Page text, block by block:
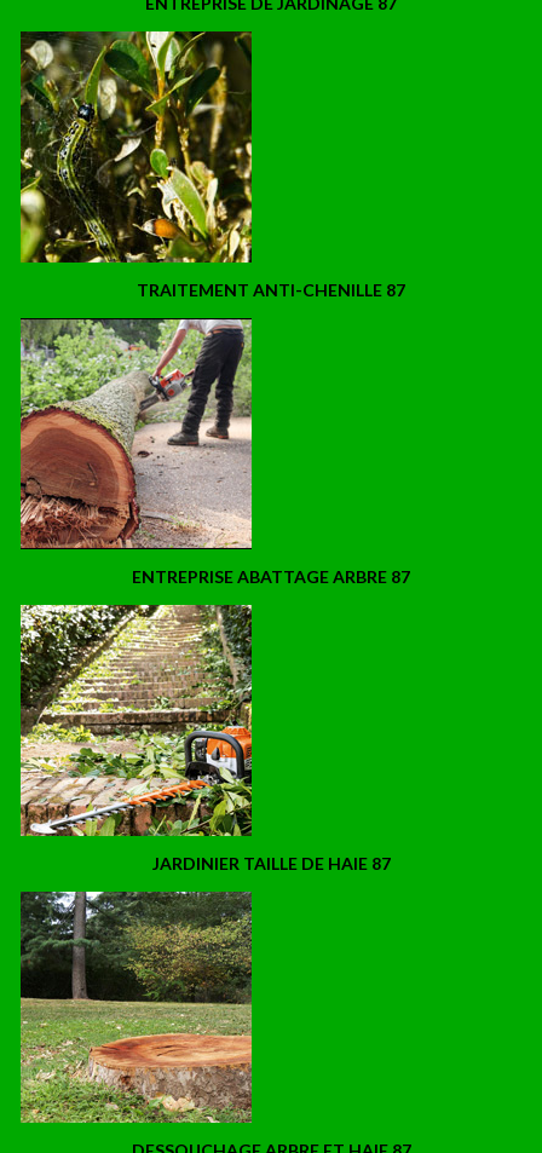
TRAITEMENT ANTI-CHENILLE 87
ENTREPRISE ABATTAGE ARBRE 87
JARDINIER TAILLE DE HAIE 87